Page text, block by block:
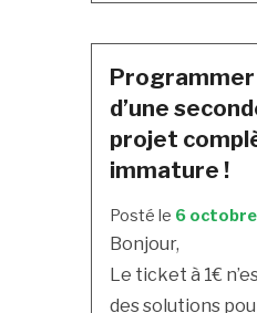
d’une
projet
immature !
Posté le 6
Bonjour,
Le ticket à 1€
des solutions